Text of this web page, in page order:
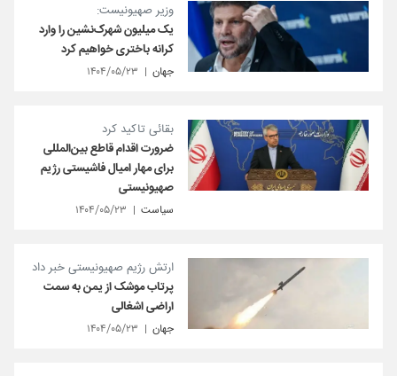
وزیر صهیونیست:
یک میلیون شهرک‌نشین را وارد
کرانه باختری خواهیم کرد
جهان ۱۴۰۴/۰۵/۲۳
بقائی تاکید کرد
ضرورت اقدام قاطع بین‌المللی
برای مهار امیال فاشیستی رژیم
صهیونیستی
سیاست ۱۴۰۴/۰۵/۲۳
ارتش رژیم صهیونیستی خبر داد
پرتاب موشک از یمن به سمت
اراضی اشغالی
جهان ۱۴۰۴/۰۵/۲۳